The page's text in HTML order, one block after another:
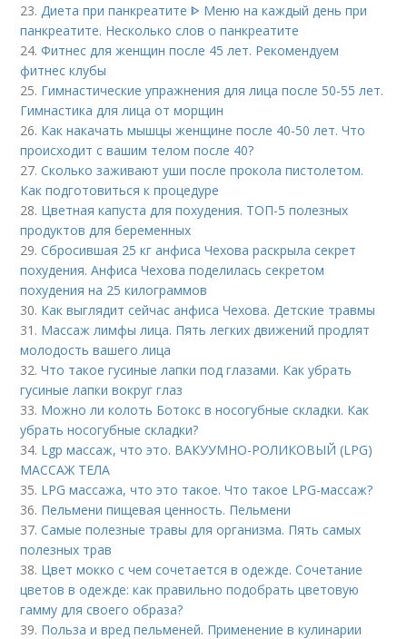
23.Диета при панкреатите ᐈ Меню на каждый день при
панкреатите. Несколько слов о панкреатите
24.Фитнес для женщин после 45 лет. Рекомендуем
фитнес клубы
25. Гимнастические упражнения для лица после 50-55 лет.
Гимнастика для лица от морщин
26. Как накачать мышцы женщине после 40-50 лет. Что
происходит с вашим телом после 40?
27.Сколько заживают уши после прокола пистолетом.
Как подготовиться к процедуре
28. Цветная капуста для похудения. ТОП-5 полезных
продуктов для беременных
29.Сбросившая 25 кг анфиса Чехова раскрыла секрет
похудения. Анфиса Чехова поделилась секретом
похудения на 25 килограммов
30. Как выглядит сейчас анфиса Чехова. Детские травмы
31. Массаж лимфы лица. Пять легких движений продлят
молодость вашего лица
32.Что такое гусиные лапки под глазами. Как убрать
гусиные лапки вокруг глаз
33. Можно ли колоть Ботокс в носогубные складки. Как
убрать носогубные складки?
34. Lgp массаж, что это. ВАКУУМНО-РОЛИКОВЫЙ (LPG)
МАССАЖ ТЕЛА
35. LPG массажа, что это такое. Что такое LPG-массаж?
36. Пельмени пищевая ценность. Пельмени
37.Самые полезные травы для организма. Пять самых
полезных трав
38. Цвет мокко с чем сочетается в одежде. Сочетание
цветов в одежде: как правильно подобрать цветовую
гамму для своего образа?
39. Польза и вред пельменей. Применение в кулинарии